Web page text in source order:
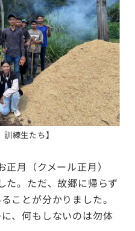
訓練生たち】
月（クメール正月）
た。ただ、故郷に帰らず
ことが分かりました。
、何もしないのは勿体